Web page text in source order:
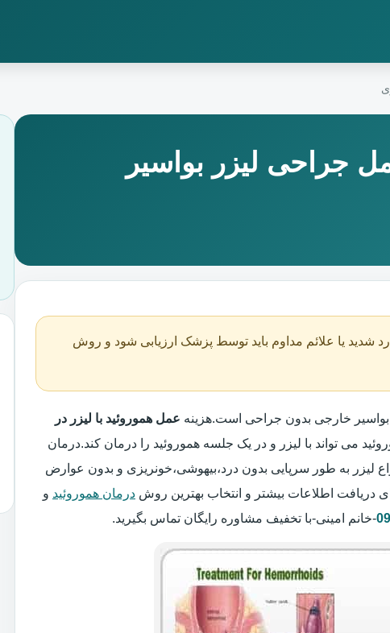
جراحی لیزر بواسیر
شدید یا علائم مداوم باید توسط پزشک ارزیابی شود و روش
خارجی بدون جراحی است.هزینه عمل هموروئید با لیزر در
می تواند با لیزر و در یک جلسه هموروئید را درمان کند.درمان
لیزر به طور سرپایی بدون درد،بیهوشی،خونریزی و بدون عوارض
اطلاعات بیشتر و انتخاب بهترین روش درمان هموروئید و
-خانم امینی-با تخفیف مشاوره رایگان تماس بگیرید.